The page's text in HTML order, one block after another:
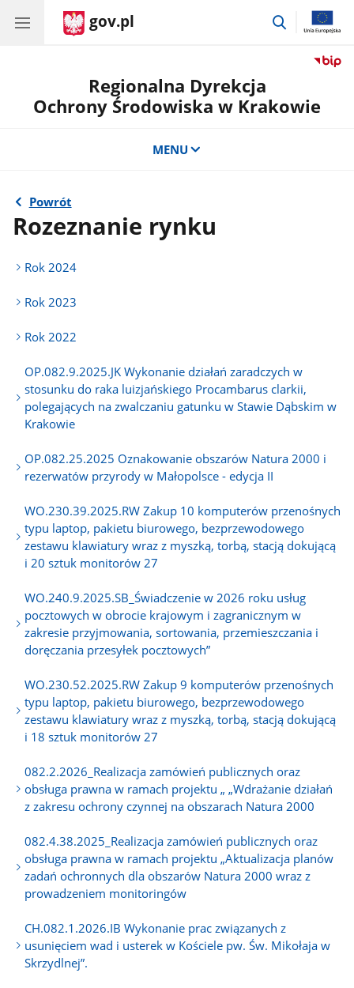
gov.pl
przejdź
Regionalna Dyrekcja
Ochrony Środowiska w Krakowie
MENU
Powrót
Rozeznanie rynku
Rok 2024
Rok 2023
Rok 2022
OP.082.9.2025.JK Wykonanie działań zaradczych w
stosunku do raka luizjańskiego Procambarus clarkii,
polegających na zwalczaniu gatunku w Stawie Dąbskim w
Krakowie
OP.082.25.2025 Oznakowanie obszarów Natura 2000 i
rezerwatów przyrody w Małopolsce - edycja II
WO.230.39.2025.RW Zakup 10 komputerów przenośnych
typu laptop, pakietu biurowego, bezprzewodowego
zestawu klawiatury wraz z myszką, torbą, stacją dokującą
i 20 sztuk monitorów 27
WO.240.9.2025.SB_Świadczenie w 2026 roku usług
pocztowych w obrocie krajowym i zagranicznym w
zakresie przyjmowania, sortowania, przemieszczania i
doręczania przesyłek pocztowych”
WO.230.52.2025.RW Zakup 9 komputerów przenośnych
typu laptop, pakietu biurowego, bezprzewodowego
zestawu klawiatury wraz z myszką, torbą, stacją dokującą
i 18 sztuk monitorów 27
082.2.2026_Realizacja zamówień publicznych oraz
obsługa prawna w ramach projektu „ „Wdrażanie działań
z zakresu ochrony czynnej na obszarach Natura 2000
082.4.38.2025_Realizacja zamówień publicznych oraz
obsługa prawna w ramach projektu „Aktualizacja planów
zadań ochronnych dla obszarów Natura 2000 wraz z
prowadzeniem monitoringów
CH.082.1.2026.IB Wykonanie prac związanych z
usunięciem wad i usterek w Kościele pw. Św. Mikołaja w
Skrzydlnej”.